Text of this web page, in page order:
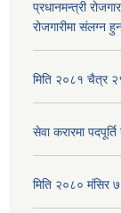
प्रधानमन्त्री
रोजगारीमा संलग्न
मिति २०८१ चैत्र
सेवा करारमा
मिति २०८० मंसिर